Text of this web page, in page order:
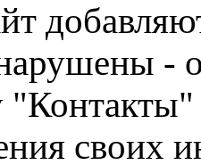
-
"Контакты"
своих